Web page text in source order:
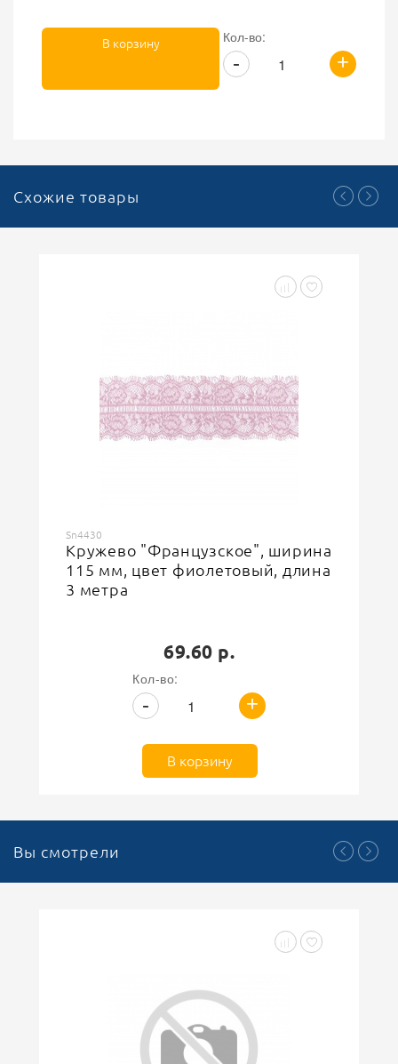
Кол-во:
+
-
В корзину
Схожие товары
Sn4430
Кружево "Французское", ширина
115 мм, цвет фиолетовый, длина
3 метра
69.60 р.
Кол-во:
+
-
В корзину
Вы смотрели